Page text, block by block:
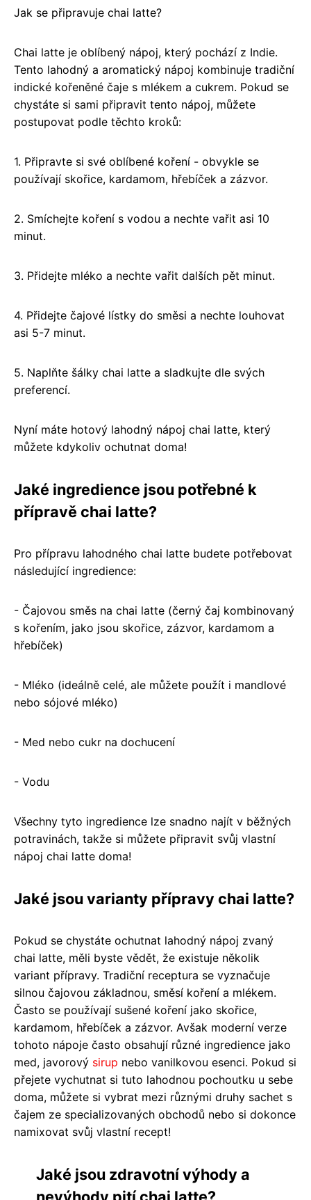
Jak se připravuje chai latte?
Chai latte je oblíbený nápoj, který pochází z Indie.
Tento lahodný a aromatický nápoj kombinuje tradiční
indické kořeněné čaje s mlékem a cukrem. Pokud se
chystáte si sami připravit tento nápoj, můžete
postupovat podle těchto kroků:
1. Připravte si své oblíbené koření - obvykle se
používají skořice, kardamom, hřebíček a zázvor.
2. Smíchejte koření s vodou a nechte vařit asi 10
minut.
3. Přidejte mléko a nechte vařit dalších pět minut.
4. Přidejte čajové lístky do směsi a nechte louhovat
asi 5-7 minut.
5. Naplňte šálky chai latte a sladkujte dle svých
preferencí.
Nyní máte hotový lahodný nápoj chai latte, který
můžete kdykoliv ochutnat doma!
Jaké ingredience jsou potřebné k
přípravě chai latte?
Pro přípravu lahodného chai latte budete potřebovat
následující ingredience:
- Čajovou směs na chai latte (černý čaj kombinovaný
s kořením, jako jsou skořice, zázvor, kardamom a
hřebíček)
- Mléko (ideálně celé, ale můžete použít i mandlové
nebo sójové mléko)
- Med nebo cukr na dochucení
- Vodu
Všechny tyto ingredience lze snadno najít v běžných
potravinách, takže si můžete připravit svůj vlastní
nápoj chai latte doma!
Jaké jsou varianty přípravy chai latte?
Pokud se chystáte ochutnat lahodný nápoj zvaný
chai latte, měli byste vědět, že existuje několik
variant přípravy. Tradiční receptura se vyznačuje
silnou čajovou základnou, směsí koření a mlékem.
Často se používají sušené koření jako skořice,
kardamom, hřebíček a zázvor. Avšak moderní verze
tohoto nápoje často obsahují různé ingredience jako
med, javorový sirup nebo vanilkovou esenci. Pokud si
přejete vychutnat si tuto lahodnou pochoutku u sebe
doma, můžete si vybrat mezi různými druhy sachet s
čajem ze specializovaných obchodů nebo si dokonce
namixovat svůj vlastní recept!
Jaké jsou zdravotní výhody a
nevýhody pití chai latte?